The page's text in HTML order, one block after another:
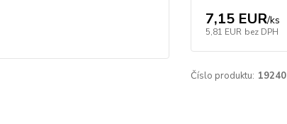
7,15 EUR/ks
5,81 EUR bez DPH
Číslo produktu: 19240